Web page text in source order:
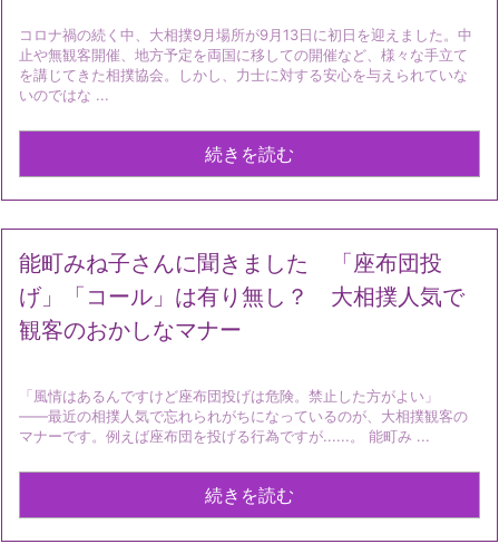
コロナ禍の続く中、大相撲9月場所が9月13日に初日を迎えました。中
止や無観客開催、地方予定を両国に移しての開催など、様々な手立て
を講じてきた相撲協会。しかし、力士に対する安心を与えられていな
いのではな ...
続きを読む
能町みね子さんに聞きました 「座布団投
げ」「コール」は有り無し？ 大相撲人気で
観客のおかしなマナー
「風情はあるんですけど座布団投げは危険。禁止した方がよい」
――最近の相撲人気で忘れられがちになっているのが、大相撲観客の
マナーです。例えば座布団を投げる行為ですが......。 能町み ...
続きを読む